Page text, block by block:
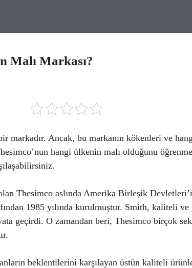
Malı Markası?
markadır. Ancak, bu markanın kökenleri ve
hangi ülkenin malı olduğunu
Thesimco aslında Amerika Birleşik
1985 yılında kurulmuştur. Smith, kaliteli
geçirdi. O zamandan beri, Thesimco birçok
beklentilerini karşılayan üstün kaliteli